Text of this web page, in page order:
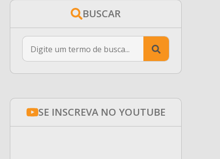
BUSCAR
Search
SE INSCREVA NO YOUTUBE